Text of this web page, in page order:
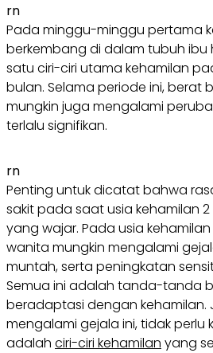
rn
Pada minggu-minggu pertama
berkembang di dalam tubuh ibu
satu ciri-ciri utama kehamilan
bulan. Selama periode ini, berat
mungkin juga mengalami
terlalu signifikan.
rn
Penting untuk dicatat bahwa
sakit pada saat usia kehamilan
yang wajar. Pada usia
wanita mungkin mengalami
muntah, serta peningkatan
Semua ini adalah tanda-tanda
beradaptasi dengan kehamilan.
mengalami gejala ini, tidak perlu
adalah ciri-ciri kehamilan yang